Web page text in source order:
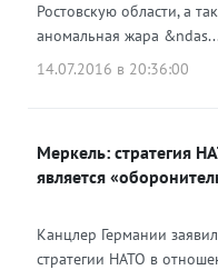
Ростовскую области, а
аномальная жара
14.07.2016 в 20:36:00
Меркель: стратегия
является
Канцлер Германии
стратегии НАТО в